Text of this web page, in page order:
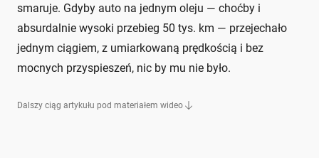
smaruje. Gdyby auto na jednym oleju — choćby i
absurdalnie wysoki przebieg 50 tys. km — przejechało
jednym ciągiem, z umiarkowaną prędkością i bez
mocnych przyspieszeń, nic by mu nie było.
Dalszy ciąg artykułu pod materiałem wideo